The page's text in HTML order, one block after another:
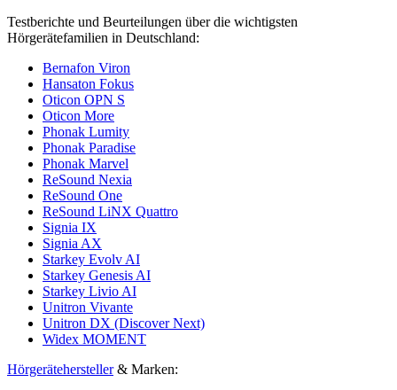
Testberichte und Beurteilungen über die wichtigsten
Hörgerätefamilien in Deutschland:
Bernafon Viron
Hansaton Fokus
Oticon OPN S
Oticon More
Phonak Lumity
Phonak Paradise
Phonak Marvel
ReSound Nexia
ReSound One
ReSound LiNX Quattro
Signia IX
Signia AX
Starkey Evolv AI
Starkey Genesis AI
Starkey Livio AI
Unitron Vivante
Unitron DX (Discover Next)
Widex MOMENT
Hörgerätehersteller& Marken: